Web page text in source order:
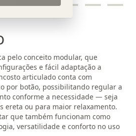
pelo conceito modular, que
e fácil adaptação a
articulado conta com
por botão, possibilitando regular a
conforme a necessidade — seja
ereta ou para maior relaxamento.
que também funcionam como
versatilidade e conforto no uso